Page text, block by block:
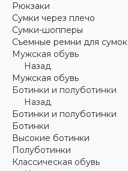
Рюкзаки
Сумки через плечо
Сумки-шопперы
Съемные ремни для сумок
Мужская обувь
Назад
Мужская обувь
Ботинки и полуботинки
Назад
Ботинки и полуботинки
Ботинки
Высокие ботинки
Полуботинки
Классическая обувь